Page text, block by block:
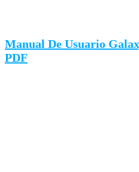
Manual De Usuario
PDF